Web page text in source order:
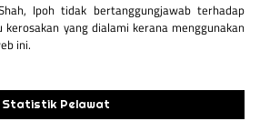
Ipoh tidak bertanggungjawab terhadap
yang dialami kerana menggunakan
ini.
Statistik Pelawat